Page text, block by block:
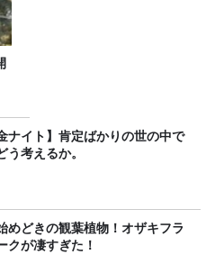
ナイト】肯定ばかりの世の中で
う考えるか。
めどきの観葉植物！オザキフラ
クが凄すぎた！